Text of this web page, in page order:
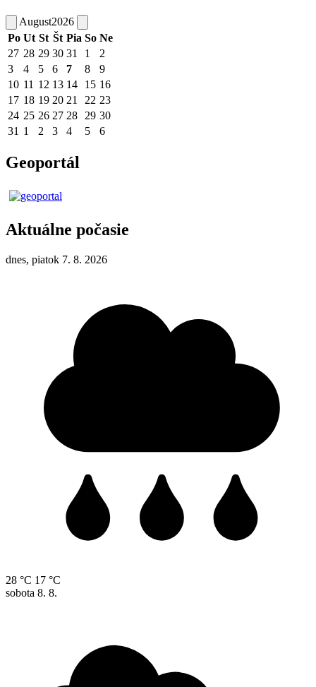
August2026
Po Ut St Št Pia So Ne
27 28 29 30 31 1
2
3
4 5 6 7 8
9
10 11 12 13 14 15 16
17 18 19 20 21 22 23
24 25 26 27 28 29 30
31 1 2 3 4 5 6
Geoportál
Aktuálne počasie
dnes, piatok 7. 8. 2026
28 °C 17 °C
sobota 8. 8.